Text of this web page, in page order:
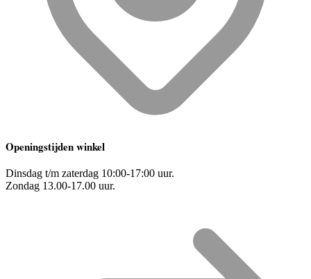
Openingstijden winkel
Dinsdag t/m zaterdag 10:00-17:00 uur.
Zondag 13.00-17.00 uur.